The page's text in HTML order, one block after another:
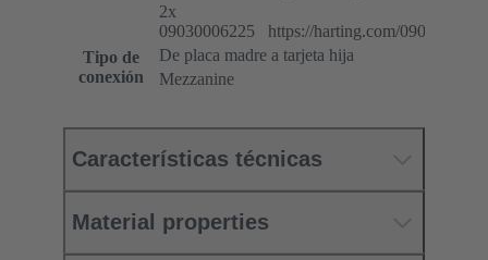
2x
09030006225 https://harting.com/
Tipo de
conexión
De placa madre a tarjeta hija
Mezzanine
Características técnicas
Material properties